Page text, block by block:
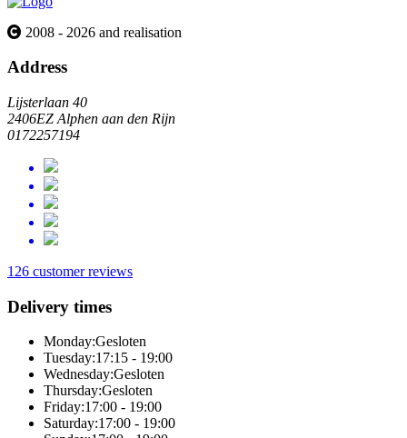
2008 - 2026 and realisation
Address
Lijsterlaan 40
2406EZ Alphen aan den Rijn
0172257194
126 customer reviews
Delivery times
Monday:Gesloten
Tuesday:17:15 - 19:00
Wednesday:Gesloten
Thursday:Gesloten
Friday:17:00 - 19:00
Saturday:17:00 - 19:00